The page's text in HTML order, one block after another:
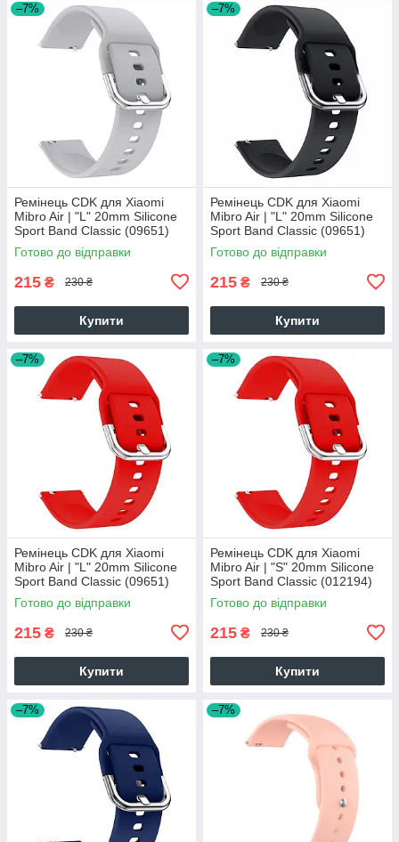
–7%
Ремінець CDK для Xiaomi
Mibro Air | "L" 20mm Silicone
Sport Band Classic (09651)
(grey)
Готово до відправки
215 ₴ 230 ₴
Купити
–7%
Ремінець CDK для Xiaomi
Mibro Air | "L" 20mm Silicone
Sport Band Classic (09651)
(black)
Готово до відправки
215 ₴ 230 ₴
Купити
–7%
Ремінець CDK для Xiaomi
Mibro Air | "L" 20mm Silicone
Sport Band Classic (09651)
(red)
Готово до відправки
215 ₴ 230 ₴
Купити
–7%
Ремінець CDK для Xiaomi
Mibro Air | "S" 20mm Silicone
Sport Band Classic (012194)
(red)
Готово до відправки
215 ₴ 230 ₴
Купити
–7% –7%